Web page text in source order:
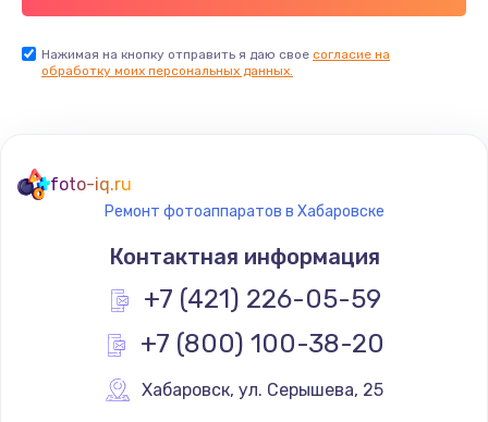
Заказать
Замена термостата
1200 руб.
Заказать
Замена реле
Нажимая на кнопку отправить я даю свое согласие на
обработку моих персональных данных.
foto-iq.ru
Ремонт фотоаппаратов в Хабаровске
Контактная информация
+7 (421) 226-05-59
+7 (800) 100-38-20
Хабаровск, ул. Серышева, 25